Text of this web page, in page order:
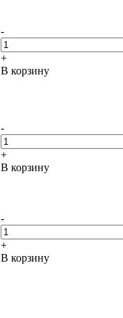
-
+
В корзину
-
+
В корзину
-
+
В корзину